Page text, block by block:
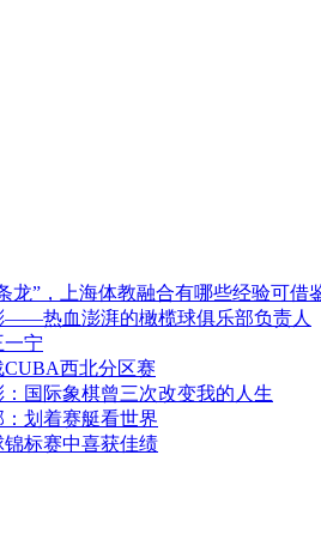
龙”，上海体教融合有哪些经验可借
——热血澎湃的橄榄球俱乐部负责人
一宁
西北分区赛
国际象棋曾三次改变我的人生
划着赛艇看世界
标赛中喜获佳绩